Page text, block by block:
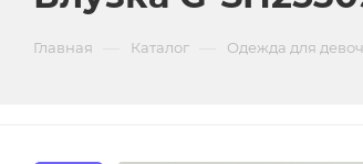
Главная Каталог Одежда для